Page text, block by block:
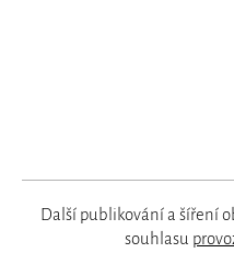
Další publikování a šíření
souhlasu